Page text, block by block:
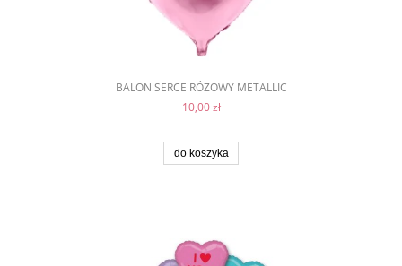
BALON SERCE RÓŻOWY METALLIC
10,00 zł
do koszyka